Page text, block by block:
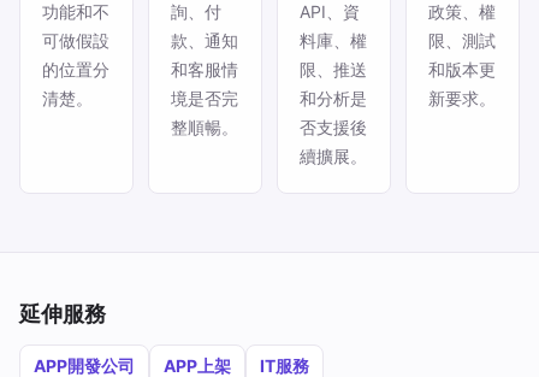
功能和不
可做假設
的位置分
清楚。
詢、付
款、通知
和客服情
境是否完
整順暢。
API、資
料庫、權
限、推送
和分析是
否支援後
續擴展。
政策、權
限、測試
和版本更
新要求。
延伸服務
APP開發公司 APP上架 IT服務